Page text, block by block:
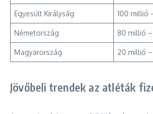
Egyesült Királyság 100 millió
Németország 80 millió
Magyarország 20 millió
Jövőbeli trendek az atléták